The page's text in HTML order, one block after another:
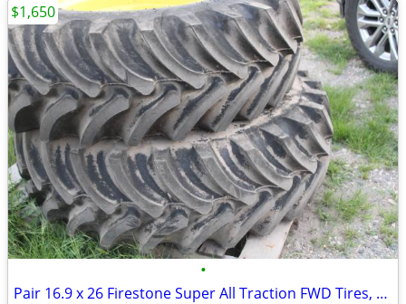
•
Pair 16.9 x 26 Firestone Super All Traction FWD Tires, 10 Ply
$1,650